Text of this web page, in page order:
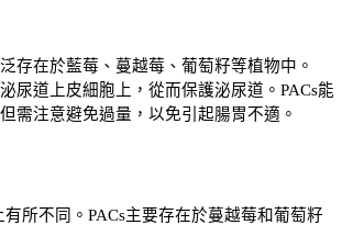
存在於藍莓、蔓越莓、葡萄籽等植物中。
尿道上皮細胞上，從而保護泌尿道。PACs能
需注意避免過量，以免引起腸胃不適。
所不同。PACs主要存在於蔓越莓和葡萄籽